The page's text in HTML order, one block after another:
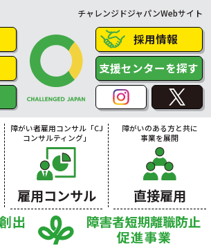
チャレンジドジャパンWebサイト
採用情報
支援センターを探す
障がい者雇用コンサル「CJ
コンサルティング」
雇用コンサル
障がいのある方と共に
事業を展開
直接雇用